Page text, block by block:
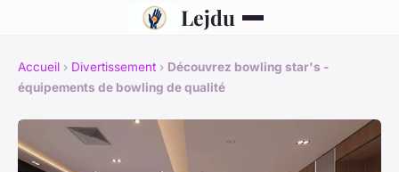
Lejdu
Accueil › Divertissement › Découvrez bowling star's -
équipements de bowling de qualité